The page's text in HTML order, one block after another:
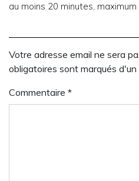
au moins 20 minutes, maximum
Votre adresse email ne sera
obligatoires sont marqués d'un
Commentaire *